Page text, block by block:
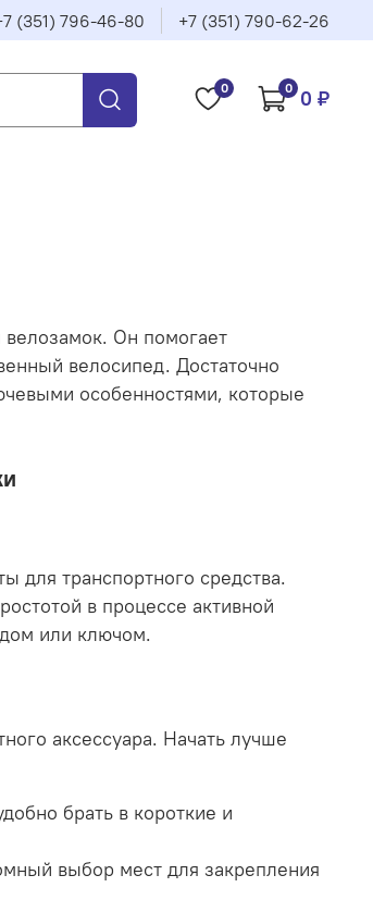
(351) 796-46-80 +7 (351) 790-62-26
0 0 0 ₽
Он помогает
велосипед. Достаточно
особенностями, которые
для транспортного средства.
в процессе активной
или ключом.
аксессуара. Начать лучше
брать в короткие и
выбор мест для закрепления